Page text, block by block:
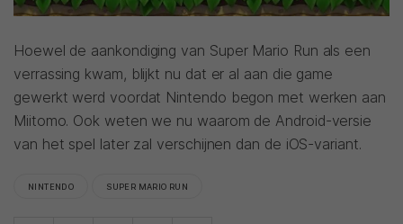
Hoewel de aankondiging van Super Mario Run als een
verrassing kwam, blijkt nu dat er al aan die game
gewerkt werd voordat Nintendo begon met werken aan
Miitomo. Ook weten we nu waarom de Android-versie
van het spel later zal verschijnen dan de iOS-variant.
NINTENDO SUPER MARIO RUN